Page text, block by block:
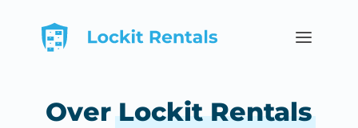
OverLockit Rentals